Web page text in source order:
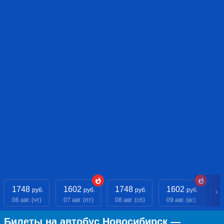
1748 руб.
06 авг. (чт)
1602 руб.
07 авг. (пт)
1748 руб.
08 авг. (сб)
1602 руб.
09 авг. (вс)
Билеты на автобус Новосибирск —